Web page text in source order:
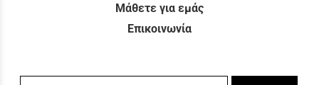
Μάθετε για εμάς
Επικοινωνία